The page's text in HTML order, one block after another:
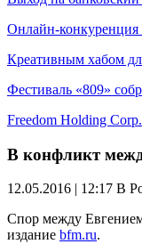
Онлайн-конкуренция
Креативным хабом
Фестиваль «809»
Freedom Holding
В конфликт
12.05.2016 | 12:17 В
Спор между
издание bfm.ru.